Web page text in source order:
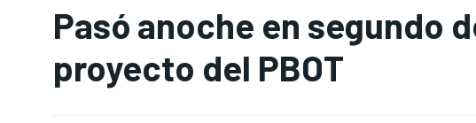
Pasó anoche en segundo
proyecto del PBOT